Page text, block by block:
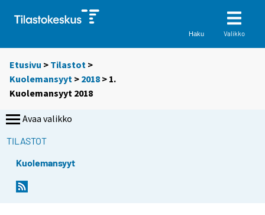
Haku Valikko
Etusivu > Tilastot >
Kuolemansyyt > 2018 > 1.
Kuolemansyyt 2018
Avaa valikko
TILASTOT
Kuolemansyyt